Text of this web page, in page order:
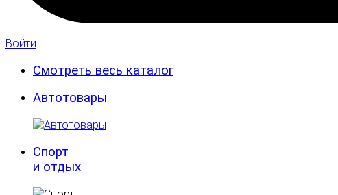
Войти
Смотреть весь каталог
Автотовары
Спорт
и отдых